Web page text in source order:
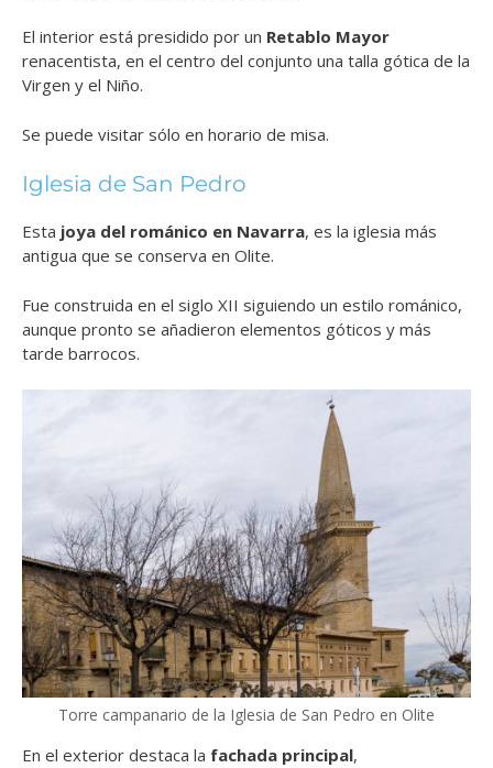
El interior está presidido por un Retablo Mayor
renacentista, en el centro del conjunto una talla gótica de la
Virgen y el Niño.
Se puede visitar sólo en horario de misa.
Iglesia de San Pedro
Esta joya del románico en Navarra, es la iglesia más
antigua que se conserva en Olite.
Fue construida en el siglo XII siguiendo un estilo románico,
aunque pronto se añadieron elementos góticos y más
tarde barrocos.
Torre campanario de la Iglesia de San Pedro en Olite
En el exterior destaca la fachada principal,